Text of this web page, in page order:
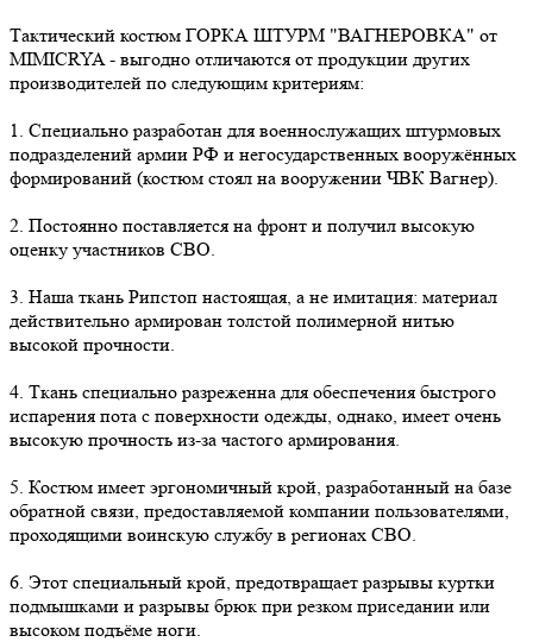
Тактический костюм ГОРКА ШТУРМ "ВАГНЕРОВКА" от
MIMICRYA - выгодно отличаются от продукции других
производителей по следующим критериям:
1. Специально разработан для военнослужащих штурмовых
подразделений армии РФ и негосударственных вооружённых
формирований (костюм стоял на вооружении ЧВК Вагнер).
2. Постоянно поставляется на фронт и получил высокую
оценку участников СВО.
3. Наша ткань Рипстоп настоящая, а не имитация: материал
действительно армирован толстой полимерной нитью
высокой прочности.
4. Ткань специально разреженна для обеспечения быстрого
испарения пота с поверхности одежды, однако, имеет очень
высокую прочность из-за частого армирования.
5. Костюм имеет эргономичный крой, разработанный на базе
обратной связи, предоставляемой компании пользователями,
проходящими воинскую службу в регионах СВО.
6. Этот специальный крой, предотвращает разрывы куртки
подмышками и разрывы брюк при резком приседании или
высоком подъёме ноги.